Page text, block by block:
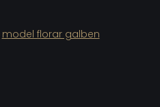
model florar galben